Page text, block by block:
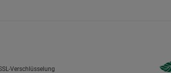
Verschlüsselung